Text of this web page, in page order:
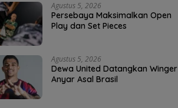
Agustus 5, 2026
Persebaya Maksimalkan Open
Play dan Set Pieces
Agustus 5, 2026
Dewa United Datangkan Winger
Anyar Asal Brasil